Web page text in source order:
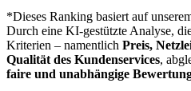
*Dieses Ranking basiert auf
Durch eine KI-gestützte Analyse,
Kriterien – namentlich Preis,
Qualität des Kundenservices,
faire und unabhängige